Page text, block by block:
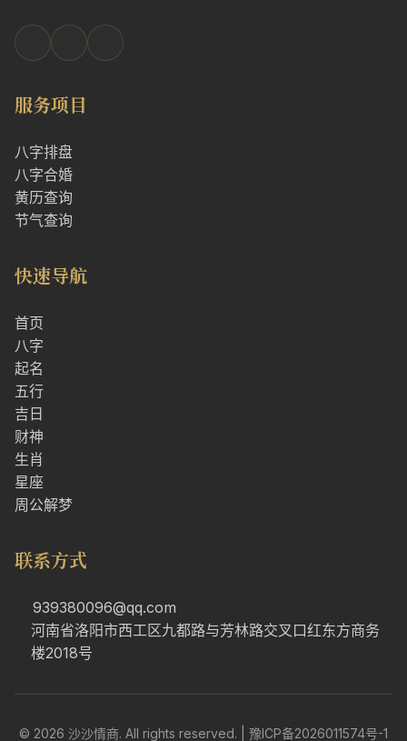
服务项目
八字排盘
八字合婚
黄历查询
节气查询
快速导航
首页
八字
起名
五行
吉日
财神
生肖
星座
周公解梦
联系方式
939380096@qq.com
河南省洛阳市西工区九都路与芳林路交叉口红东方商务
楼2018号
© 2026 沙沙情商. All rights reserved. | 豫ICP备2026011574号-1